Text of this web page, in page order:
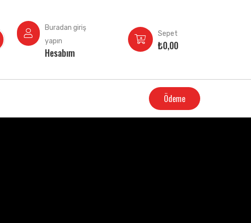
Buradan giriş
yapın
Hesabım
Sepet
₺0,00
Ödeme